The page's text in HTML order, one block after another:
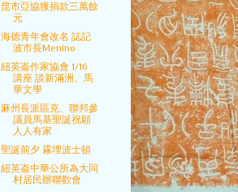
昆市亞協獲捐款三萬餘
元
海德青年會改名 誌記
波市長Menino
紐英崙作家協會 1/16
講座 談新滿洲、馬
華文學
麻州長派區克、聯邦參
議員馬基聖誕祝願
人人有家
聖誕前夕 霧埋波士頓
紐英崙中華公所為大同
村居民辦聯歡會